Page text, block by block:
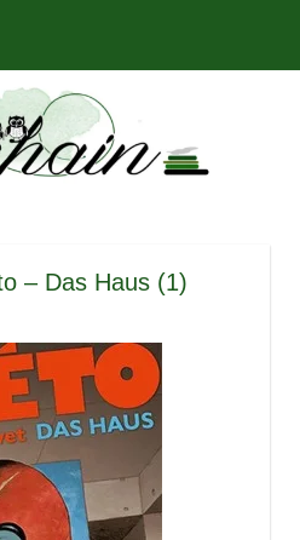
– Das Haus (1)